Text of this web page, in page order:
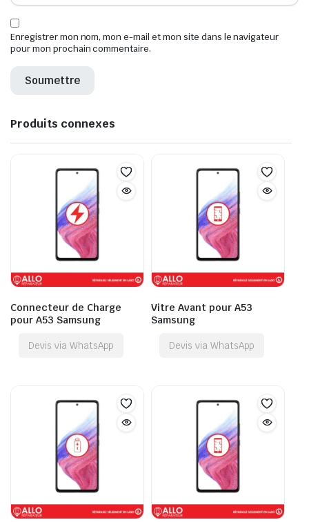
Enregistrer mon nom, mon e-mail et mon site dans le navigateur
pour mon prochain commentaire.
Produits connexes
Connecteur de Charge
pour A53 Samsung
Devis via WhatsApp
Vitre Avant pour A53
Samsung
Devis via WhatsApp